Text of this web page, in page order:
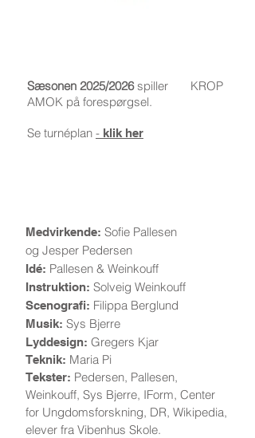
Sæsonen 2025/2026 spiller KROP
AMOK på forespørgsel.
Se turnéplan - klik her
Medvirkende: Sofie Pallesen
og Jesper Pedersen
Idé: Pallesen & Weinkouff
Instruktion: Solveig Weinkouff
Scenografi: Filippa Berglund
Musik: Sys Bjerre
Lyddesign: Gregers Kjar
Teknik: Maria Pi
Tekster: Pedersen, Pallesen,
Weinkouff, Sys Bjerre, IForm, Center
for Ungdomsforskning, DR, Wikipedia,
elever fra Vibenhus Skole.